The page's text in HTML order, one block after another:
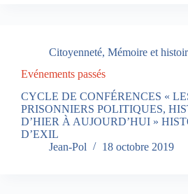
Citoyenneté, Mémoire et
Evénements passés
CYCLE DE CONFÉRENCES «
PRISONNIERS POLITIQUES,
D’HIER À AUJOURD’HUI »
D’EXIL
Jean-Pol
18 octobre 2019